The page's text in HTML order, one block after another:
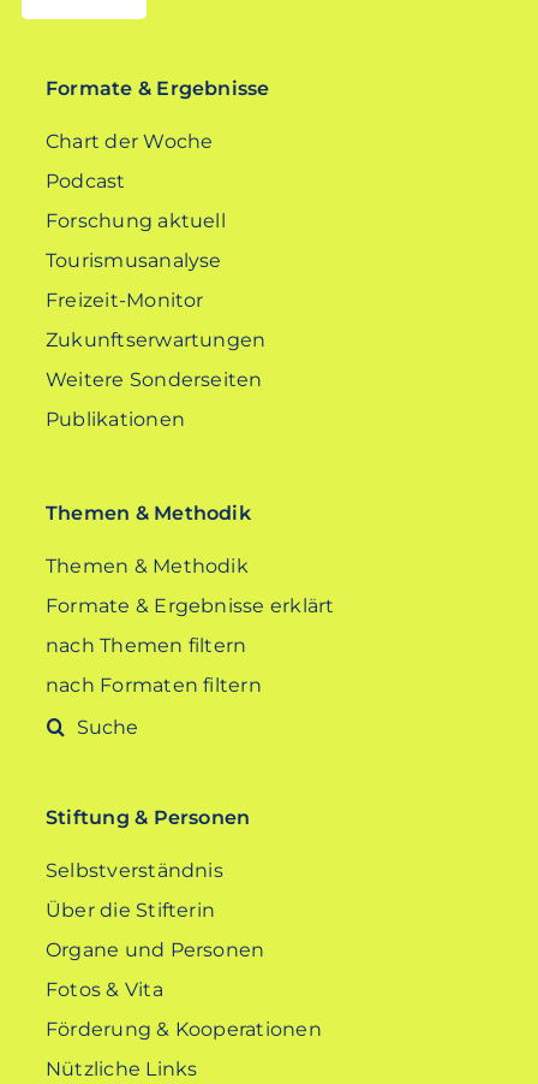
EN
Formate & Ergebnisse
Chart der Woche
Podcast
Forschung aktuell
Tourismusanalyse
Freizeit-Monitor
Zukunftserwartungen
Weitere Sonderseiten
Publikationen
Themen & Methodik
Themen & Methodik
Formate & Ergebnisse erklärt
nach Themen filtern
nach Formaten filtern
Suche
Stiftung & Personen
Selbstverständnis
Über die Stifterin
Organe und Personen
Fotos & Vita
Förderung & Kooperationen
Nützliche Links